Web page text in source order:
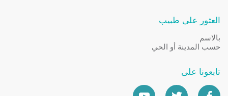
العثور على طبيب
بالاسم
حسب المدينة أو الحي
تابعونا على